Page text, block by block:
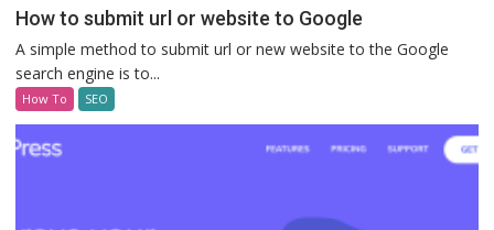
How to submit url or website to Google
A simple method to submit url or new website to the Google
search engine is to...
How To SEO